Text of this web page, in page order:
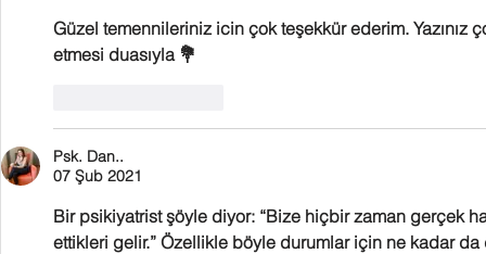
Güzel temennileriniz icin çok teşekkür ederim.
etmesi duasıyla 💐
Psk. Dan..
07 Şub 2021
Bir psikiyatrist şöyle diyor: “Bize ‬hiçbir zaman gerçek
ettikleri gelir.” Özellikle böyle durumlar için ne kadar